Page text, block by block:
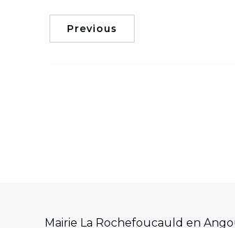
Previous
Mairie La Rochefoucauld en